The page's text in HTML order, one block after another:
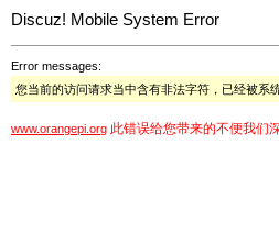
Discuz! Mobile System Error
Error messages:
您当前的访问请求当中含有非法字符，已经被系
www.orangepi.org 此错误给您带来的不便我们